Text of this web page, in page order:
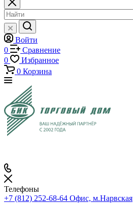
Войти
0
Сравнение
0
Избранное
0 Корзина
Телефоны
+7 (812) 252-68-64 Офис, м.Нарвская